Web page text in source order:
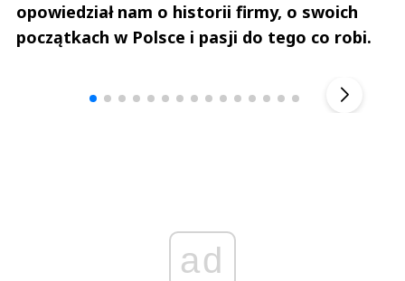
opowiedział nam o historii firmy, o swoich
początkach w Polsce i pasji do tego co robi.
ad